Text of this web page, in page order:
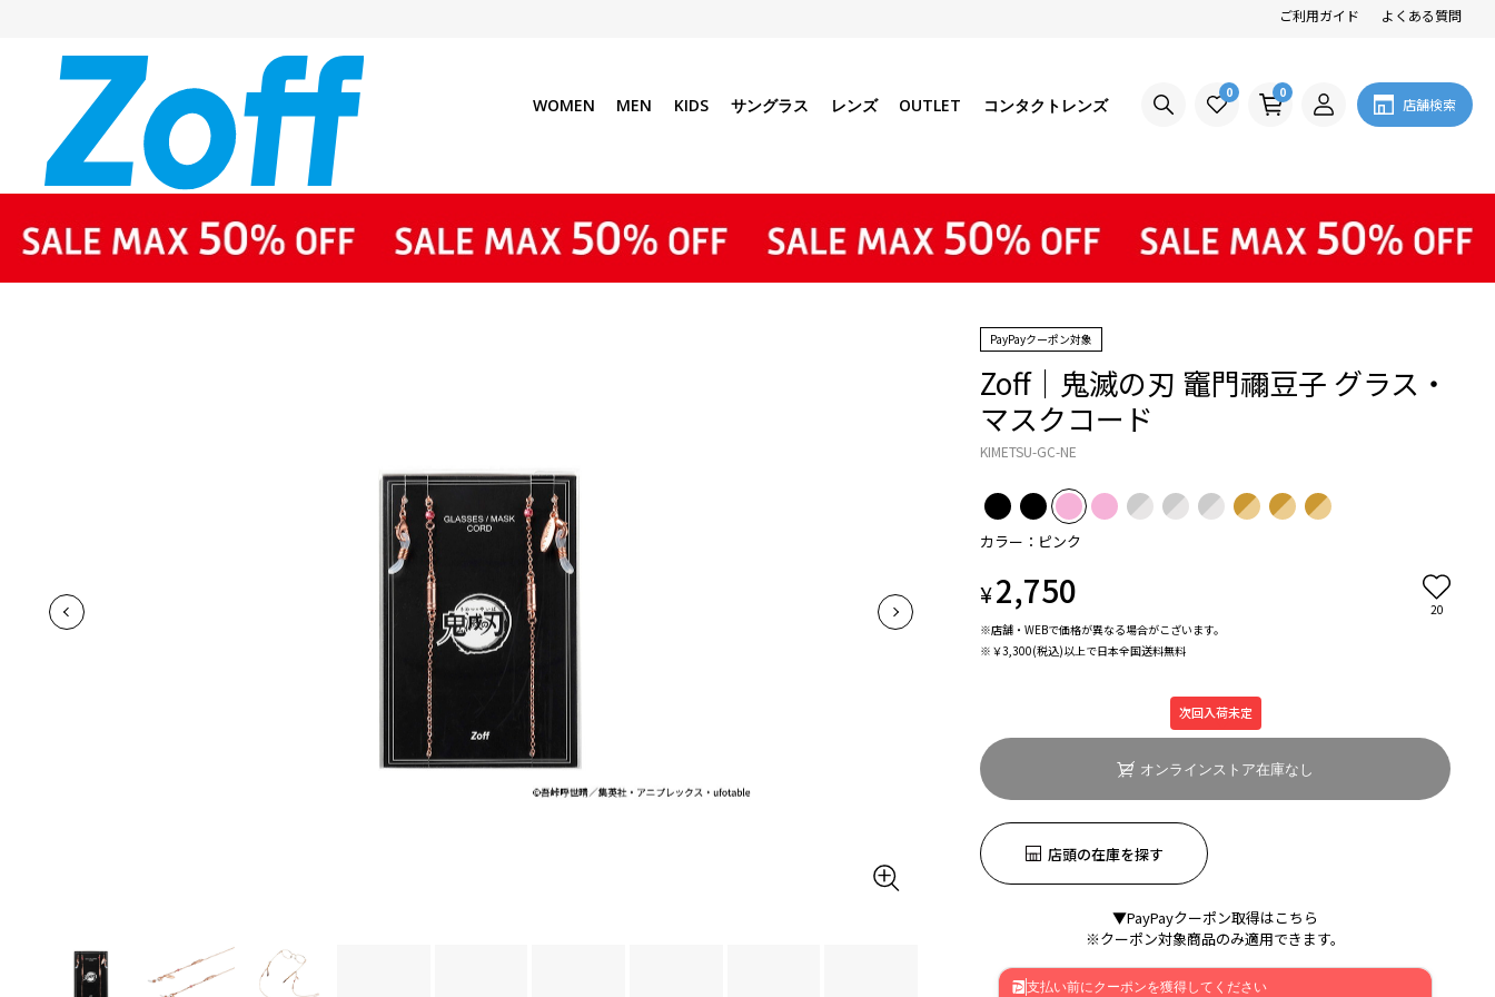
ご利用ガイド よくある質問
WOMEN MEN KIDS サングラス レンズ OUTLET コンタクトレンズ
0 0
店舗検索
PayPayクーポン対象
Zoff｜鬼滅の刃 竈門禰豆子 グラス・
マスクコード
KIMETSU-GC-NE
カラー：ピンク
¥2,750 20
※店舗・WEBで価格が異なる場合がこざいます。
※￥3,300(税込)以上で日本全国送料無料
次回入荷未定
オンラインストア在庫なし
店頭の在庫を探す
▼PayPayクーポン取得はこちら
※クーポン対象商品のみ適用できます。